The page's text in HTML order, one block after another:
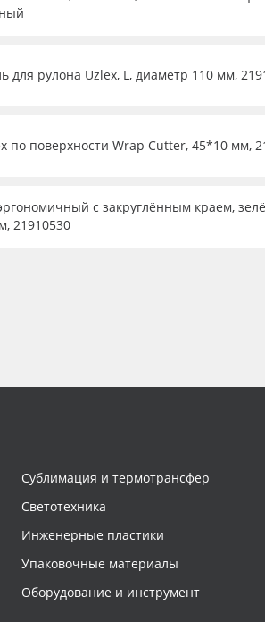
для рулона Uzlex, L, диаметр 110 мм,
по поверхности Wrap Cutter, 45*10 мм,
с закруглённым краем,
21910530
Сублимация и термотрансфер
Светотехника
Инженерные пластики
Упаковочные материалы
Оборудование и инструмент